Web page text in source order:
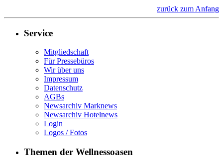
zurück zum Anfang
Service
Mitgliedschaft
Für Pressebüros
Wir über uns
Impressum
Datenschutz
AGBs
Newsarchiv Marknews
Newsarchiv Hotelnews
Login
Logos / Fotos
Themen der Wellnessoasen